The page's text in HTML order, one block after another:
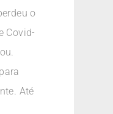
o
Covid-
Até